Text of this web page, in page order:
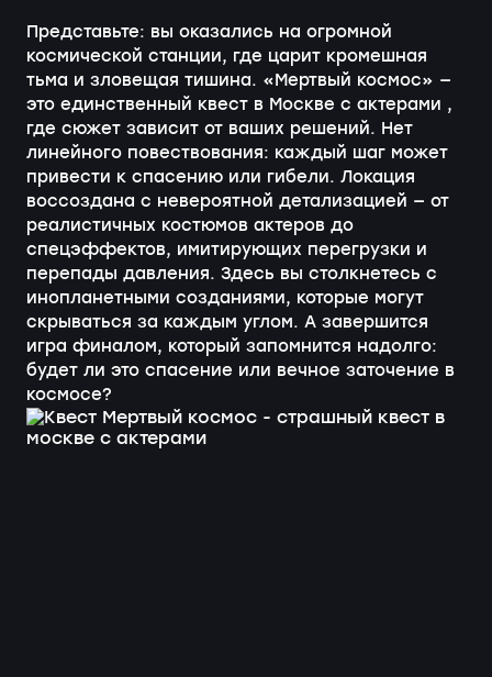
Представьте: вы оказались на огромной
космической станции, где царит кромешная
тьма и зловещая тишина. «Мертвый космос» —
это единственный квест в Москве с актерами ,
где сюжет зависит от ваших решений. Нет
линейного повествования: каждый шаг может
привести к спасению или гибели. Локация
воссоздана с невероятной детализацией — от
реалистичных костюмов актеров до
спецэффектов, имитирующих перегрузки и
перепады давления. Здесь вы столкнетесь с
инопланетными созданиями, которые могут
скрываться за каждым углом. А завершится
игра финалом, который запомнится надолго:
будет ли это спасение или вечное заточение в
космосе?